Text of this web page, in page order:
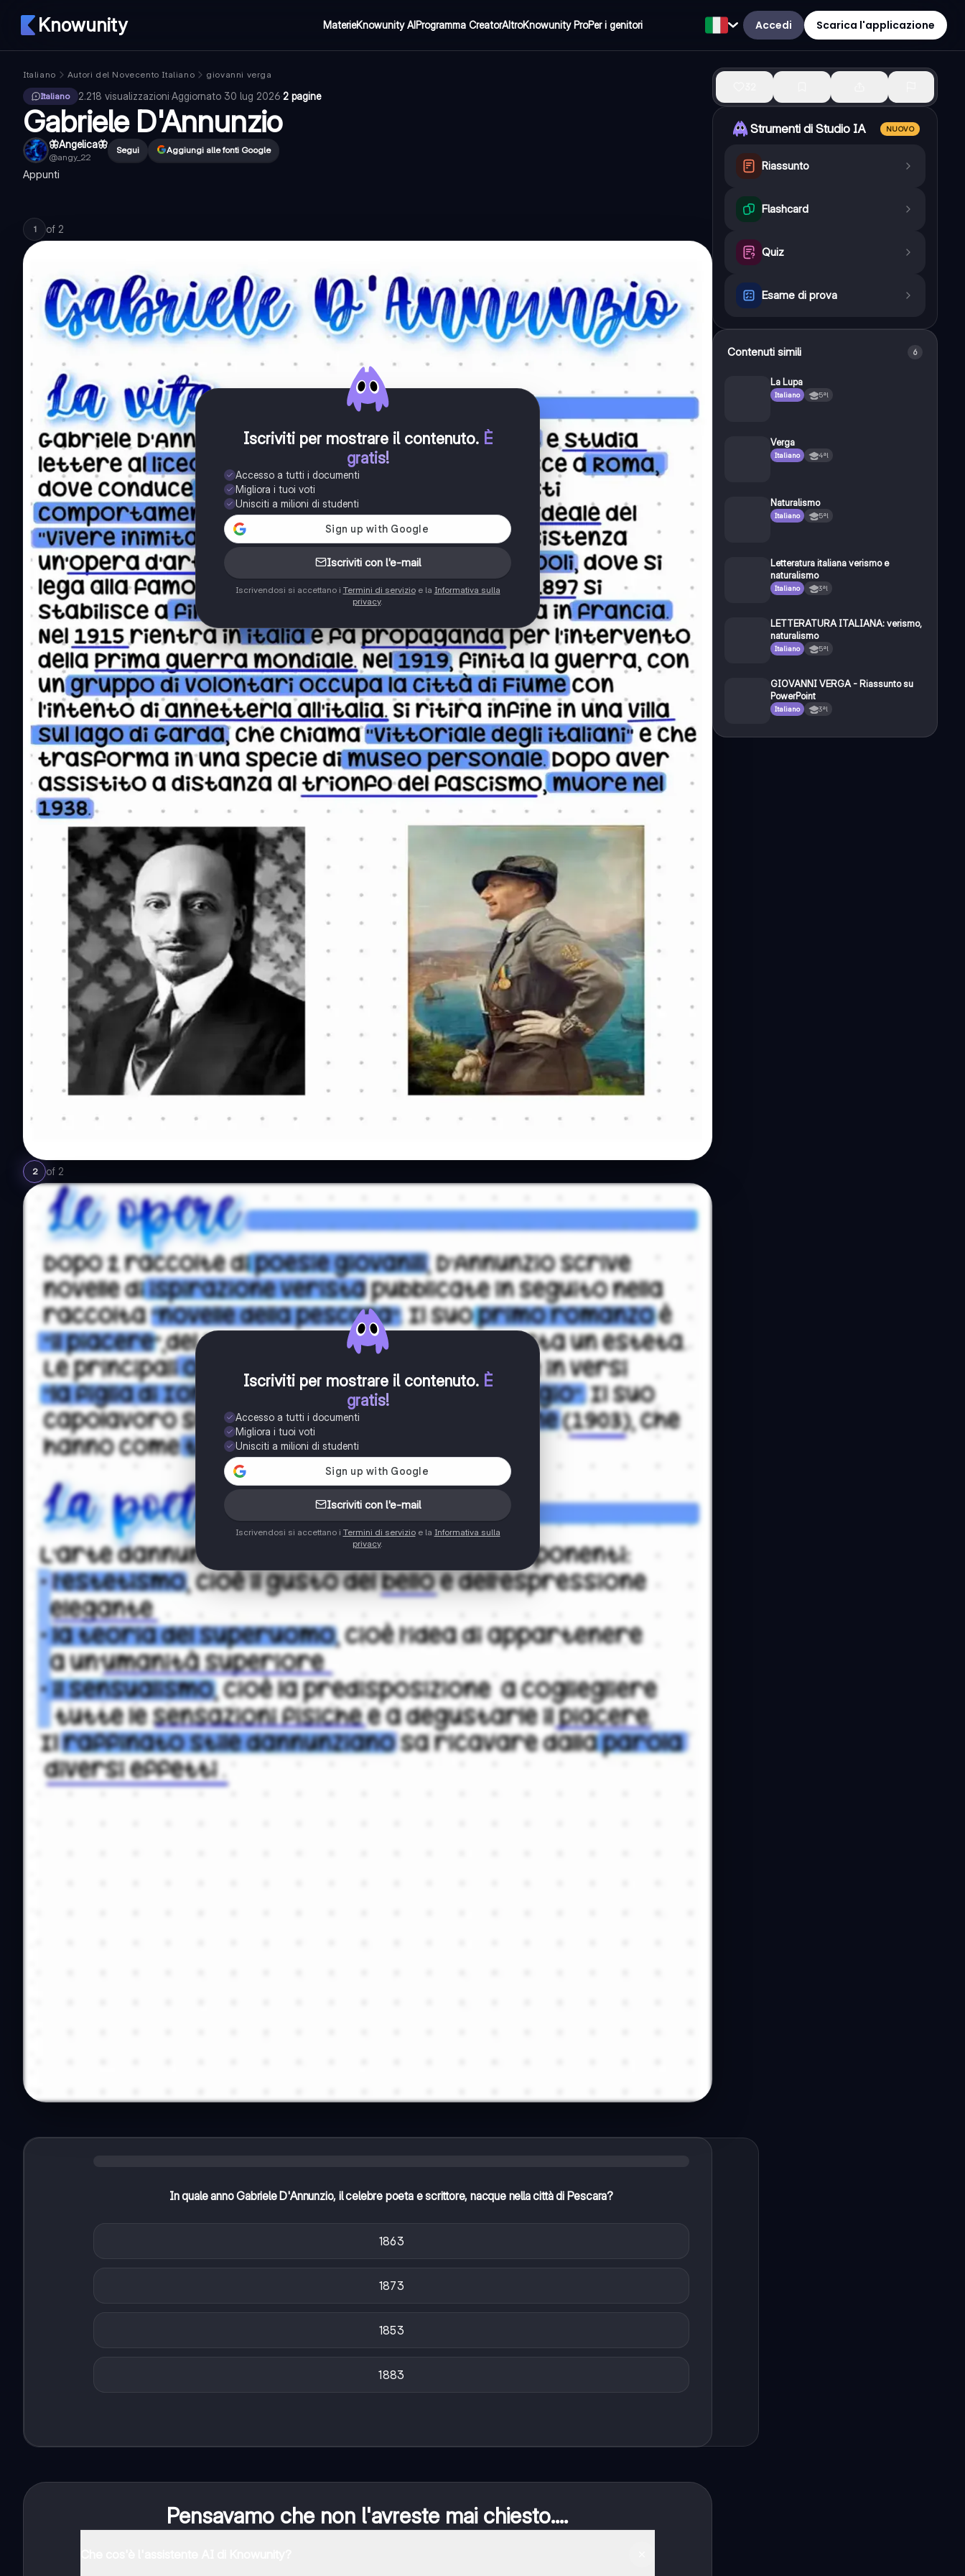
Knowunity MaterieKnowunity AIProgramma CreatorAltroKnowunity ProPer i genitori Accedi Scarica l'applicazione
Italiano Autori del Novecento Italiano
giovanni verga
Italiano
2.218 visualizzazioni·Aggiornato 30 lug 2026·2 pagine
Gabriele D'Annunzio
🦋Angelica🦋
@angy_22
Segui Aggiungi alle fonti Google
Appunti
1 of 2
Iscriviti per mostrare il contenuto. È
gratis!
Accesso a tutti i documenti
Migliora i tuoi voti
Unisciti a milioni di studenti
Iscriviti con l'e-mail
Iscrivendosi si accettano i Termini di servizioe la Informativa sulla
privacy.
2 of 2
Iscriviti per mostrare il contenuto. È
gratis!
Accesso a tutti i documenti
Migliora i tuoi voti
Unisciti a milioni di studenti
Iscriviti con l'e-mail
Iscrivendosi si accettano i Termini di servizioe la Informativa sulla
privacy.
In quale anno Gabriele D'Annunzio, il celebre poeta e scrittore, nacque nella città di Pescara?
1863
1873
1853
1883
Pensavamo che non l'avreste mai chiesto....
Strumenti di Studio IA NUOVO
Riassunto
Flashcard
Quiz
Esame di prova
Contenuti simili 6
La Lupa
Italiano 5ªl
Verga
Italiano 4ªl
Naturalismo
Italiano 5ªl
Letteratura italiana verismo e
naturalismo
Italiano 3ªl
LETTERATURA ITALIANA: verismo,
naturalismo
Italiano 5ªl
GIOVANNI VERGA - Riassunto su
PowerPoint
Italiano 3ªl